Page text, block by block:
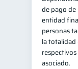
Doble
Gasto
de pago
entidad
personas
la totalidad
asociado.